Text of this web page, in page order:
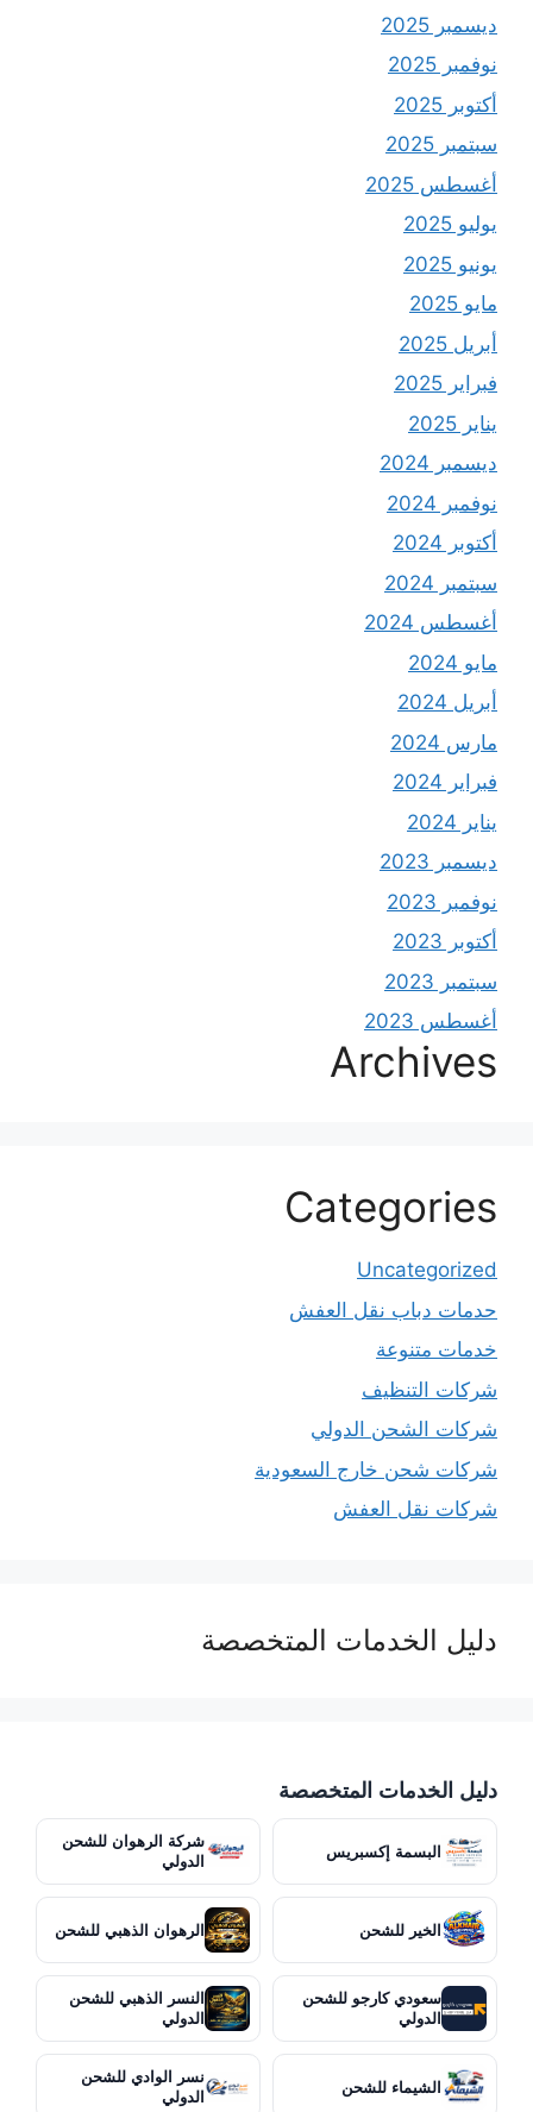
ديسمبر 2025
نوفمبر 2025
أكتوبر 2025
سبتمبر 2025
أغسطس 2025
يوليو 2025
يونيو 2025
مايو 2025
أبريل 2025
فبراير 2025
يناير 2025
ديسمبر 2024
نوفمبر 2024
أكتوبر 2024
سبتمبر 2024
أغسطس 2024
مايو 2024
أبريل 2024
مارس 2024
فبراير 2024
يناير 2024
ديسمبر 2023
نوفمبر 2023
أكتوبر 2023
سبتمبر 2023
أغسطس 2023
Archives
Categories
Uncategorized
حدمات دباب نقل العفش
خدمات متنوعة
شركات التنظيف
شركات الشحن الدولي
شركات شحن خارج السعودية
شركات نقل العفش
دليل الخدمات المتخصصة
دليل الخدمات المتخصصة
البسمة إكسبريس
شركة الرهوان للشحن
الدولي
الخير للشحن الرهوان الذهبي للشحن
سعودي كارجو للشحن
الدولي
النسر الذهبي للشحن
الدولي
الشيماء للشحن
نسر الوادي للشحن
الدولي